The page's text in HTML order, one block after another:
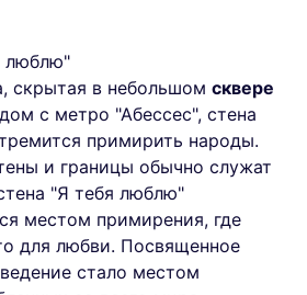
люблю"
скрытая в небольшом сквере
с метро "Абессес", стена
примирить народы.
и границы обычно служат
"Я тебя люблю"
местом примирения, где
для любви. Посвященное
стало местом